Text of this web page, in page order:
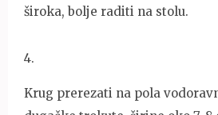
široka, bolje raditi na stolu.
4.
Krug prerezati na pola